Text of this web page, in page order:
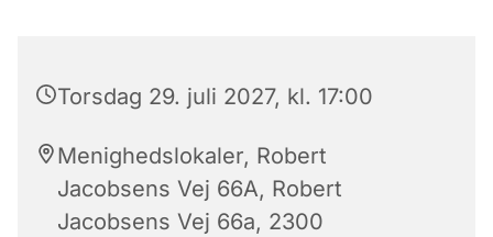
Torsdag 29. juli 2027, kl. 17:00
Menighedslokaler, Robert
Jacobsens Vej 66A, Robert
Jacobsens Vej 66a, 2300